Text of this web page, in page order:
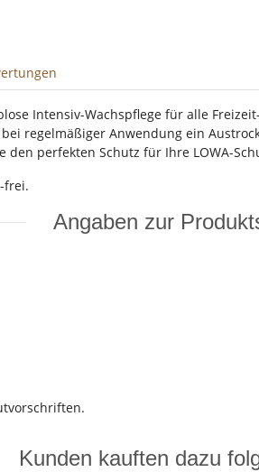
Intensiv-Wachspflege für alle
regelmäßiger Anwendung ein
den perfekten Schutz für Ihre LOWA-
frei.
Angaben zur
Kunden kauften dazu